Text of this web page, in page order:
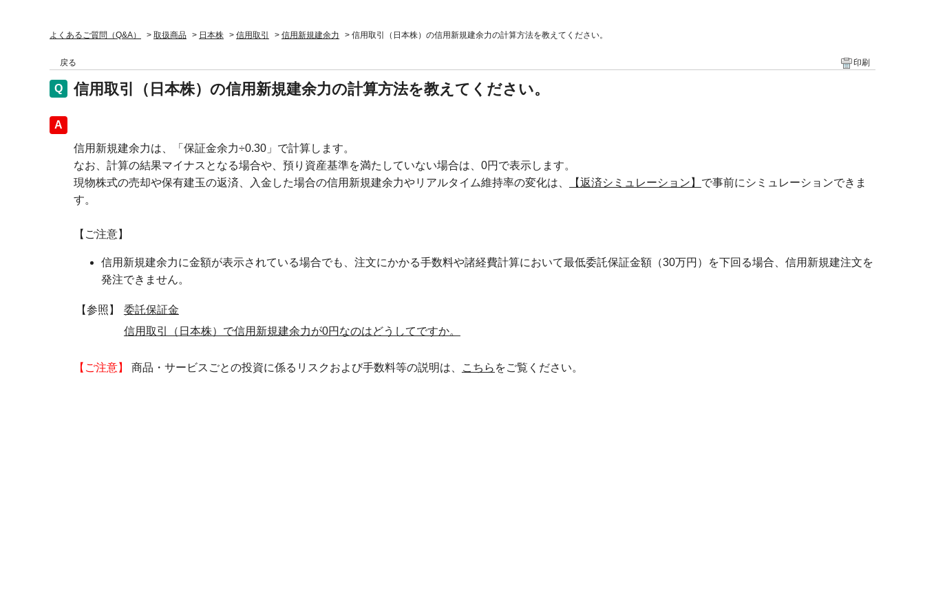
よくあるご質問（Q&A） > 取扱商品 > 日本株 > 信用取引 > 信用新規建余力 > 信用取引（日本株）の信用新規建余力の計算方法を教えてください。
戻る 印刷
信用取引（日本株）の信用新規建余力の計算方法を教えてください。
回答
信用新規建余力は、「保証金余力÷0.30」で計算します。
なお、計算の結果マイナスとなる場合や、預り資産基準を満たしていない場合は、0円で表示します。
現物株式の売却や保有建玉の返済、入金した場合の信用新規建余力やリアルタイム維持率の変化は、
【返済シミュレーション】 で事前にシミュレーションできま
す。
【ご注意】
信用新規建余力に金額が表示されている場合でも、注文にかかる手数料や諸経費計算において最低委託保証金額（30万円）を下回る場合、信用新規建注文を
発注できません。
【参照】
委託保証金
信用取引（日本株）で信用新規建余力が0円なのはどうしてですか。
【ご注意】 商品・サービスごとの投資に係るリスクおよび手数料等の説明は、 こちら をご覧ください。